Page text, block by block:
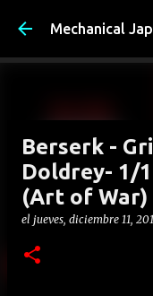
Ir
Mechanical
Berserk -
Doldrey- 1/
(Art of War)
el jueves, diciembre 11,